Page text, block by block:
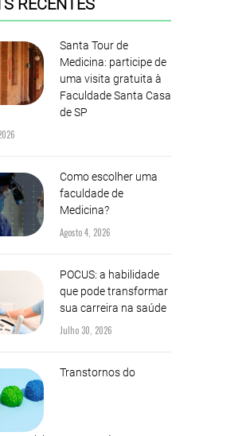
RECENTES
Santa Tour de
Medicina: participe de
uma visita gratuita à
Faculdade Santa Casa
de SP
Como escolher uma
faculdade de
Medicina?
Agosto 4, 2026
POCUS: a habilidade
que pode transformar
sua carreira na saúde
Julho 30, 2026
Transtornos do